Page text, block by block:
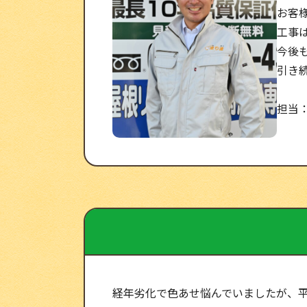
お客
工事
今後
引き
担当
経年劣化で色あせ悩んでいましたが、